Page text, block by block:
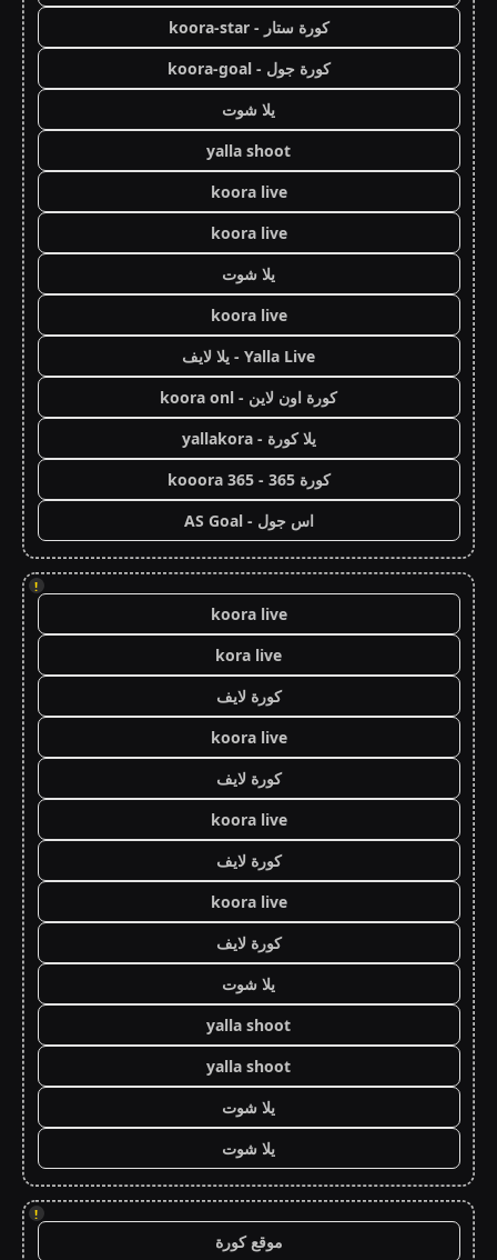
كورة ستار - koora-star
كورة جول - koora-goal
يلا شوت
yalla shoot
koora live
koora live
يلا شوت
koora live
Yalla Live - يلا لايف
كورة اون لاين - koora onl
يلا كورة - yallakora
كورة 365 - kooora 365
اس جول - AS Goal
!
koora live
kora live
كورة لايف
koora live
كورة لايف
koora live
كورة لايف
koora live
كورة لايف
يلا شوت
yalla shoot
yalla shoot
يلا شوت
يلا شوت
!
موقع كورة